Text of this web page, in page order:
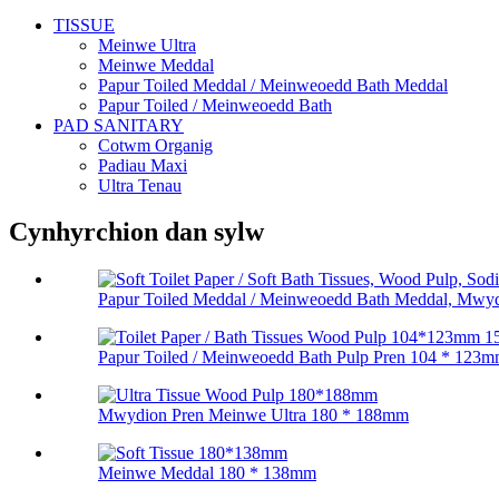
TISSUE
Meinwe Ultra
Meinwe Meddal
Papur Toiled Meddal / Meinweoedd Bath Meddal
Papur Toiled / Meinweoedd Bath
PAD SANITARY
Cotwm Organig
Padiau Maxi
Ultra Tenau
Cynhyrchion dan sylw
Papur Toiled Meddal / Meinweoedd Bath Meddal,
Papur Toiled / Meinweoedd Bath Pulp Pren 104 *
Mwydion Pren Meinwe Ultra 180 * 188mm
Meinwe Meddal 180 * 138mm